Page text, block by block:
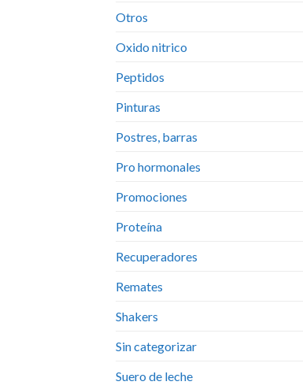
Otros
Oxido nitrico
Peptidos
Pinturas
Postres, barras
Pro hormonales
Promociones
Proteína
Recuperadores
Remates
Shakers
Sin categorizar
Suero de leche